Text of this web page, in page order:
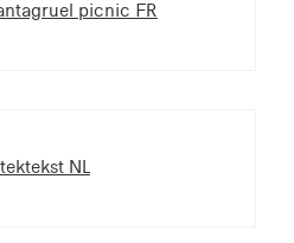
picnic FR
NL